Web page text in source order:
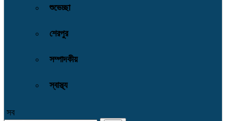
শুভেচ্ছা
শেরপুর
সম্পাদকীয়
স্বাস্থ্য
সব